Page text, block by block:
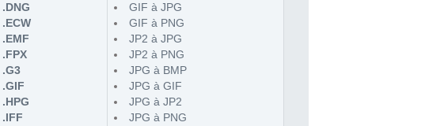
.DNG
.ECW
.EMF
.FPX
.G3
.GIF
.HPG
.IFF
GIF à JPG
GIF à PNG
JP2 à JPG
JP2 à PNG
JPG à BMP
JPG à GIF
JPG à JP2
JPG à PNG